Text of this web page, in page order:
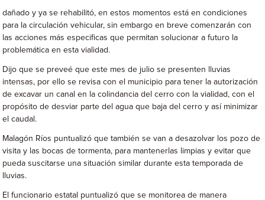
dañado y ya se rehabilitó, en estos momentos está en condiciones
para la circulación vehicular, sin embargo en breve comenzarán con
las acciones más especificas que permitan solucionar a futuro la
problemática en esta vialidad.
Dijo que se preveé que este mes de julio se presenten lluvias
intensas, por ello se revisa con el municipio para tener la autorización
de excavar un canal en la colindancia del cerro con la vialidad, con el
propósito de desviar parte del agua que baja del cerro y así minimizar
el caudal.
Malagón Ríos puntualizó que también se van a desazolvar los pozo de
visita y las bocas de tormenta, para mantenerlas limpias y evitar que
pueda suscitarse una situación similar durante esta temporada de
lluvias.
El funcionario estatal puntualizó que se monitorea de manera